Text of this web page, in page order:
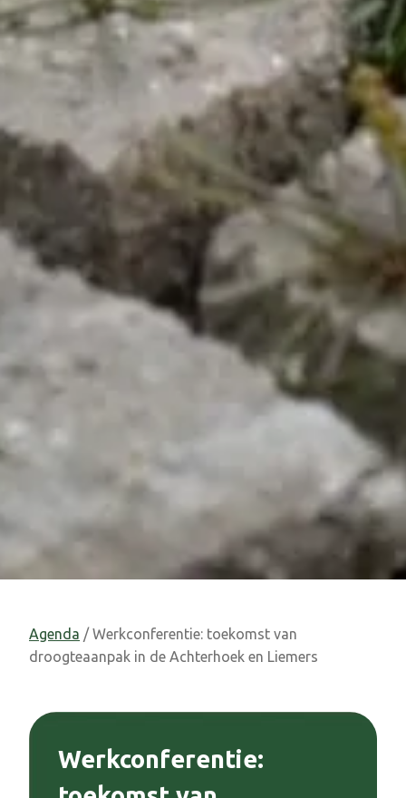
Agenda / Werkconferentie: toekomst van
droogteaanpak in de Achterhoek en Liemers
Werkconferentie: